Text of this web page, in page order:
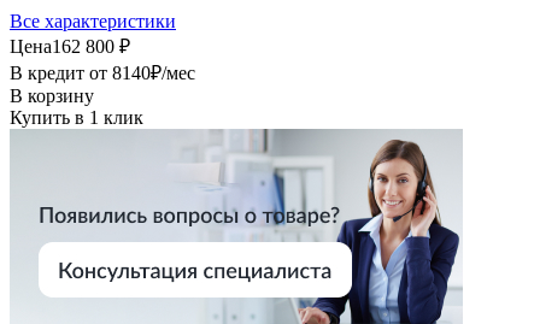
Все характеристики
Цена162 800 ₽
В кредит от 8140₽/мес
В корзину
Купить в 1 клик